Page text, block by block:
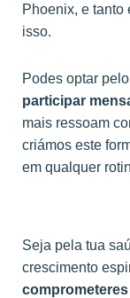
Phoenix, e tanto
isso.
Podes optar
participar
mais ressoam
criámos este
em qualquer
Seja pela tua
crescimento